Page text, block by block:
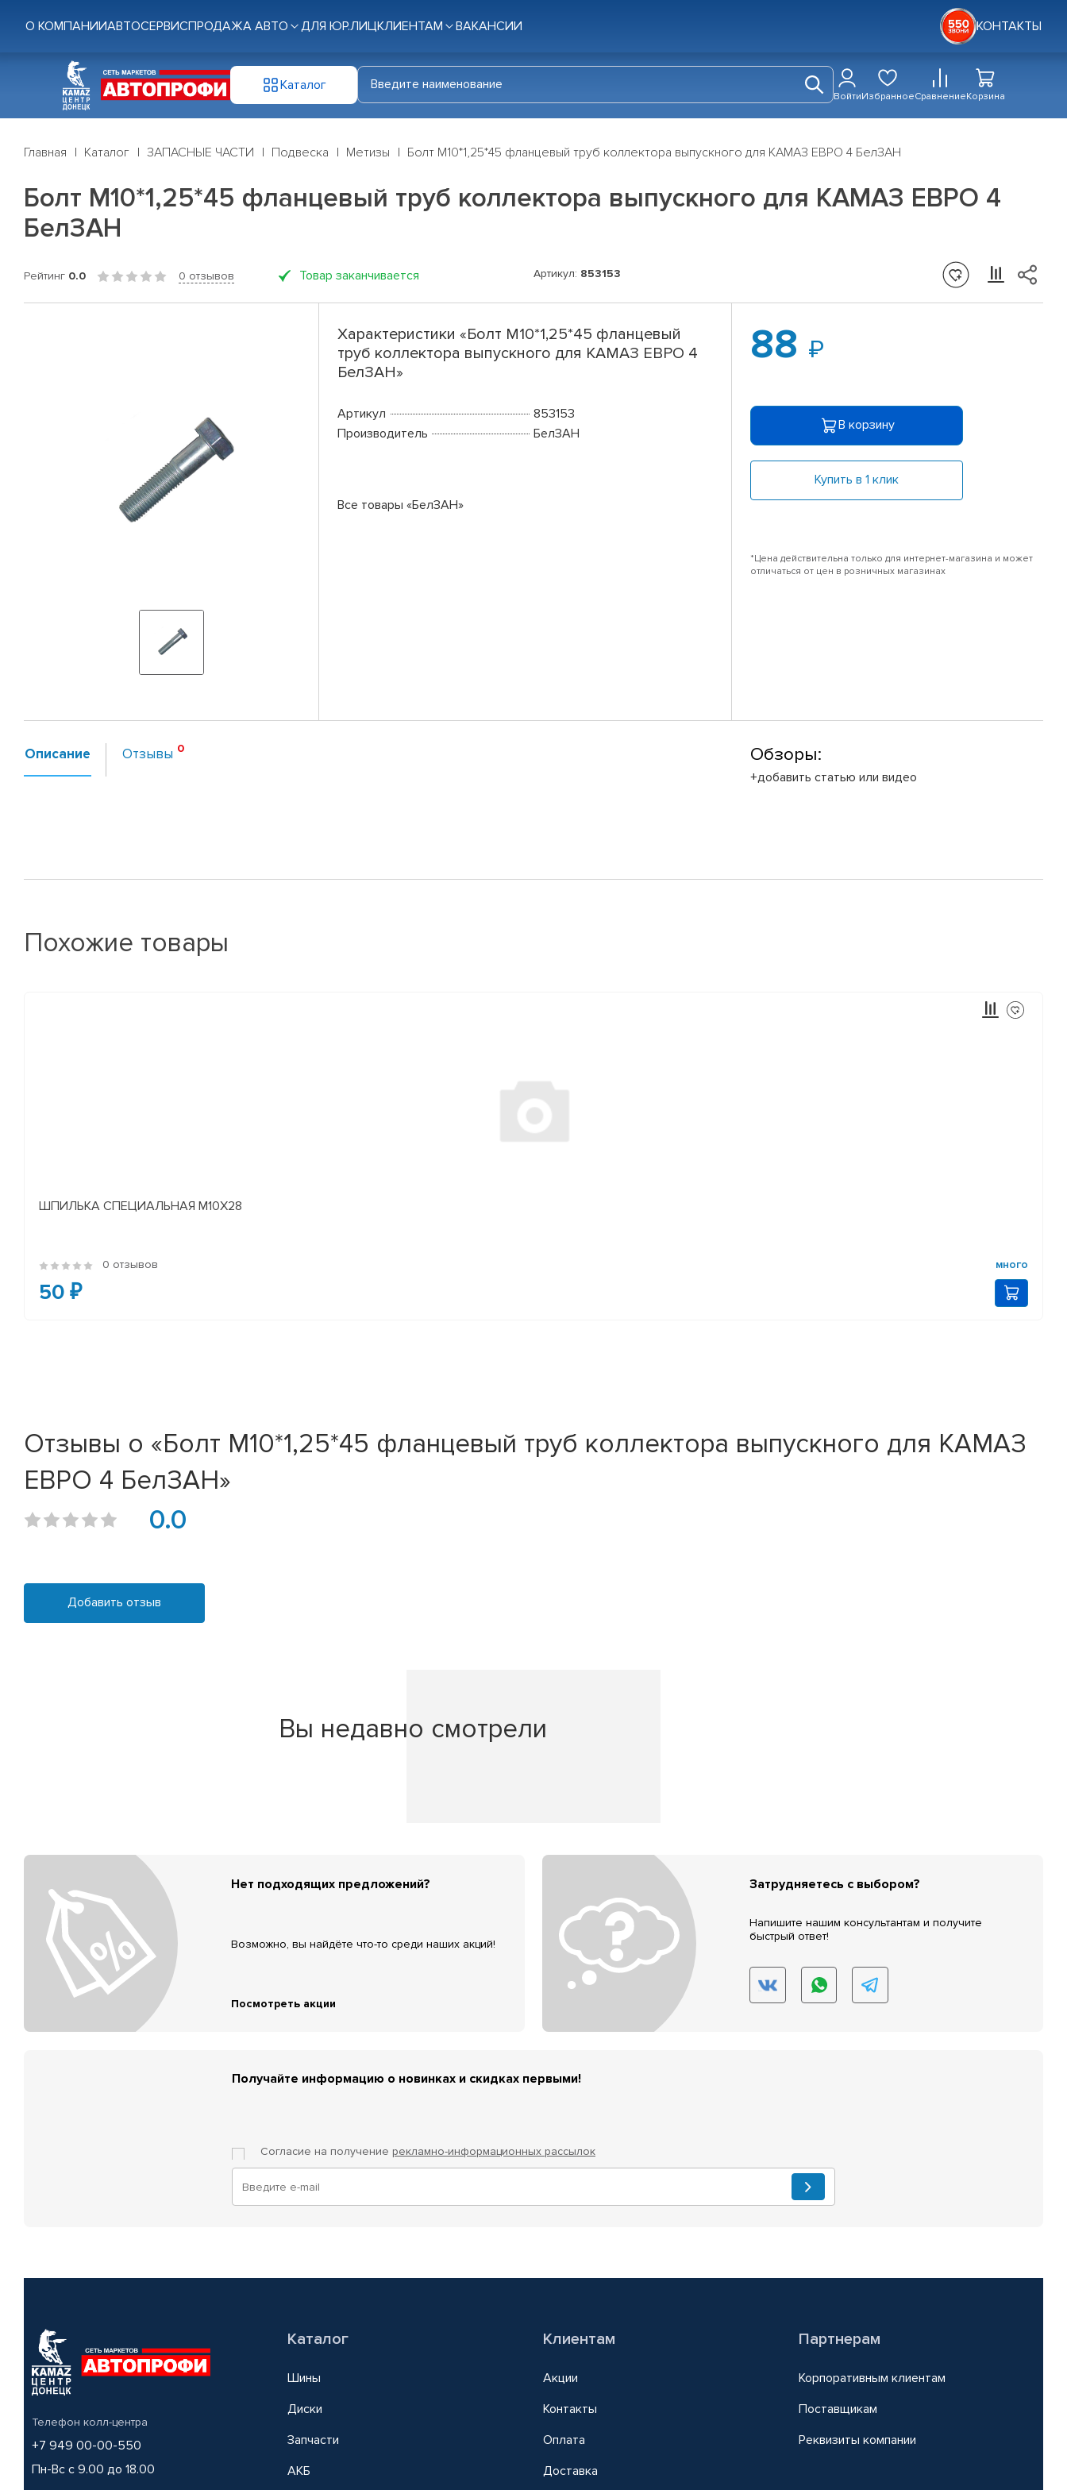
О КОМПАНИИАВТОСЕРВИСПРОДАЖА АВТО ДЛЯ ЮР.ЛИЦКЛИЕНТАМ ВАКАНСИИ КОНТАКТЫ
Каталог
ВойтиИзбранноеСравнениеКорзина
Главная Каталог ЗАПАСНЫЕ ЧАСТИ Подвеска Метизы Болт М10*1,25*45 фланцевый труб коллектора выпускного для КАМАЗ ЕВРО 4 БелЗАН
Болт М10*1,25*45 фланцевый труб коллектора выпускного для КАМАЗ ЕВРО 4
БелЗАН
Рейтинг 0.0 0 отзывов Товар заканчивается Артикул: 853153
Характеристики «Болт М10*1,25*45 фланцевый
труб коллектора выпускного для КАМАЗ ЕВРО 4
БелЗАН»
Артикул
853153
Производитель
БелЗАН
Все товары «БелЗАН»
88
В корзину
Купить в 1 клик
*Цена действительна только для интернет-магазина и может
отличаться от цен в розничных магазинах
Описание Отзывы Обзоры:
+добавить статью или видео
Похожие товары
ШПИЛЬКА СПЕЦИАЛЬНАЯ М10Х28
0 отзывов много
50 ₽
Отзывы о «Болт М10*1,25*45 фланцевый труб коллектора выпускного для КАМАЗ
ЕВРО 4 БелЗАН»
0.0
Добавить отзыв
Вы недавно смотрели
Нет подходящих предложений?
Возможно, вы найдёте что-то среди наших акций!
Посмотреть акции
Затрудняетесь с выбором?
Напишите нашим консультантам и получите
быстрый ответ!
Получайте информацию о новинках и скидках первыми!
Согласие на получение рекламно-информационных рассылок
Телефон колл-центра
+7 949 00-00-550
Пн-Вс с 9.00 до 18.00
Каталог
Шины
Диски
Запчасти
АКБ
Клиентам
Акции
Контакты
Оплата
Доставка
Партнерам
Корпоративным клиентам
Поставщикам
Реквизиты компании